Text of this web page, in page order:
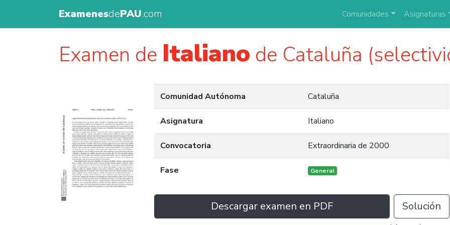
ExamenesdePAU.com Comunidades Asignaturas
Examen de Italiano de Cataluña
Comunidad Autónoma Cataluña
Asignatura Italiano
Convocatoria Extraordinaria de 2000
Fase General
Descargar examen en PDF Solución